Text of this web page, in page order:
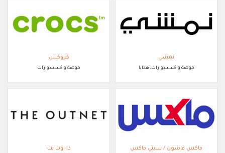
نمشي
موضة واكسسوارات, هدايا
كروكس
موضة واكسسوارات
ماكس فاشون / سيتي ماكس ذا اوت نت